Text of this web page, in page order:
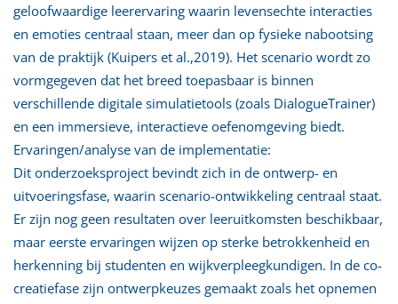
geloofwaardige leerervaring waarin levensechte interacties
en emoties centraal staan, meer dan op fysieke nabootsing
van de praktijk (Kuipers et al.,2019). Het scenario wordt zo
vormgegeven dat het breed toepasbaar is binnen
verschillende digitale simulatietools (zoals DialogueTrainer)
en een immersieve, interactieve oefenomgeving biedt.
Ervaringen/analyse van de implementatie:
Dit onderzoeksproject bevindt zich in de ontwerp- en
uitvoeringsfase, waarin scenario-ontwikkeling centraal staat.
Er zijn nog geen resultaten over leeruitkomsten beschikbaar,
maar eerste ervaringen wijzen op sterke betrokkenheid en
herkenning bij studenten en wijkverpleegkundigen. In de co-
creatiefase zijn ontwerpkeuzes gemaakt zoals het opnemen